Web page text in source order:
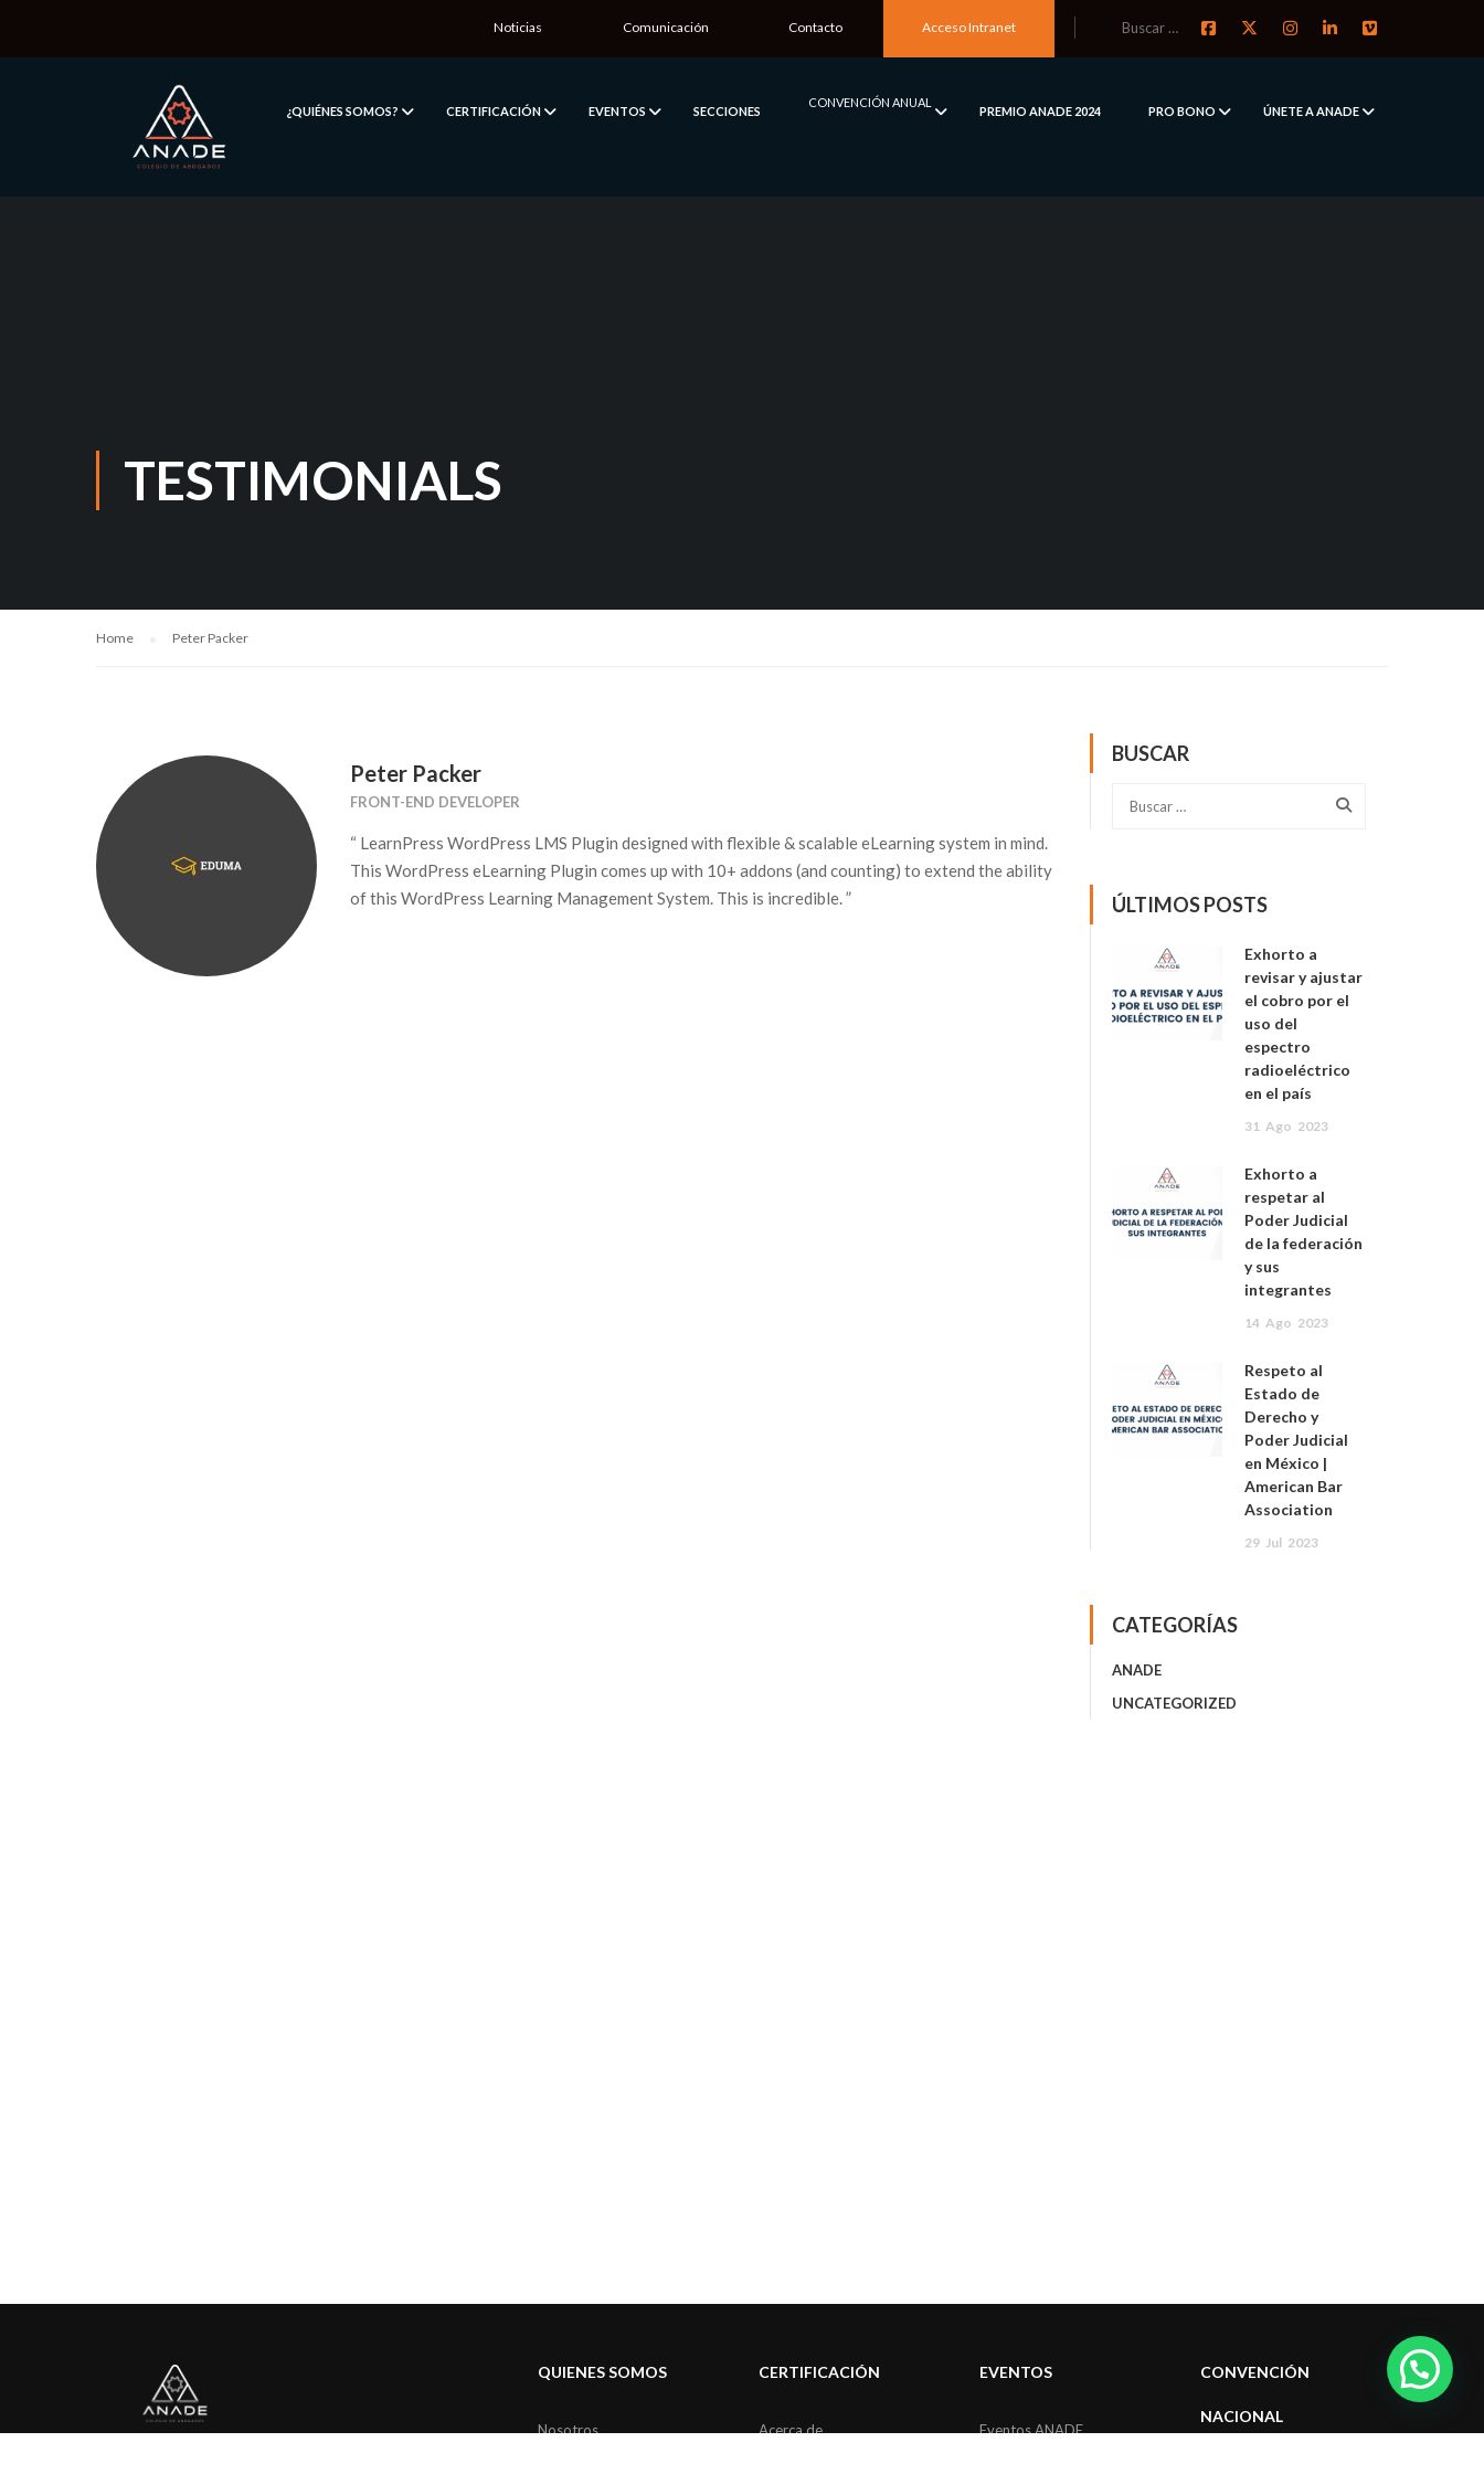
Noticias Comunicación Contacto Acceso Intranet
¿QUIÉNES SOMOS? CERTIFICACIÓN EVENTOS SECCIONES
CONVENCIÓN ANUAL
PREMIO ANADE 2024 PRO BONO ÚNETE A ANADE
TESTIMONIALS
Home Peter Packer
Peter Packer
FRONT-END DEVELOPER
“ LearnPress WordPress LMS Plugin designed with flexible & scalable eLearning system in mind.
This WordPress eLearning Plugin comes up with 10+ addons (and counting) to extend the ability
of this WordPress Learning Management System. This is incredible. ”
BUSCAR
ÚLTIMOS POSTS
Exhorto a
revisar y ajustar
el cobro por el
uso del
espectro
radioeléctrico
en el país
31 Ago 2023
Exhorto a
respetar al
Poder Judicial
de la federación
y sus
integrantes
14 Ago 2023
Respeto al
Estado de
Derecho y
Poder Judicial
en México |
American Bar
Association
29 Jul 2023
CATEGORÍAS
ANADE
UNCATEGORIZED
QUIENES SOMOS
Nosotros
CERTIFICACIÓN
Acerca de
EVENTOS
Eventos ANADE
CONVENCIÓN
NACIONAL